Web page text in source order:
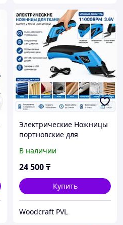
Электрические Ножницы
портновские для
В наличии
24 500₸
Купить
Woodcraft PVL